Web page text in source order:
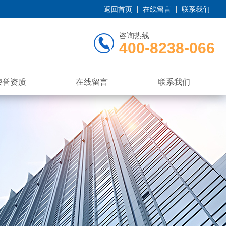
返回首页 在线留言 联系我们
咨询热线
400-8238-066
誉资质 在线留言 联系我们